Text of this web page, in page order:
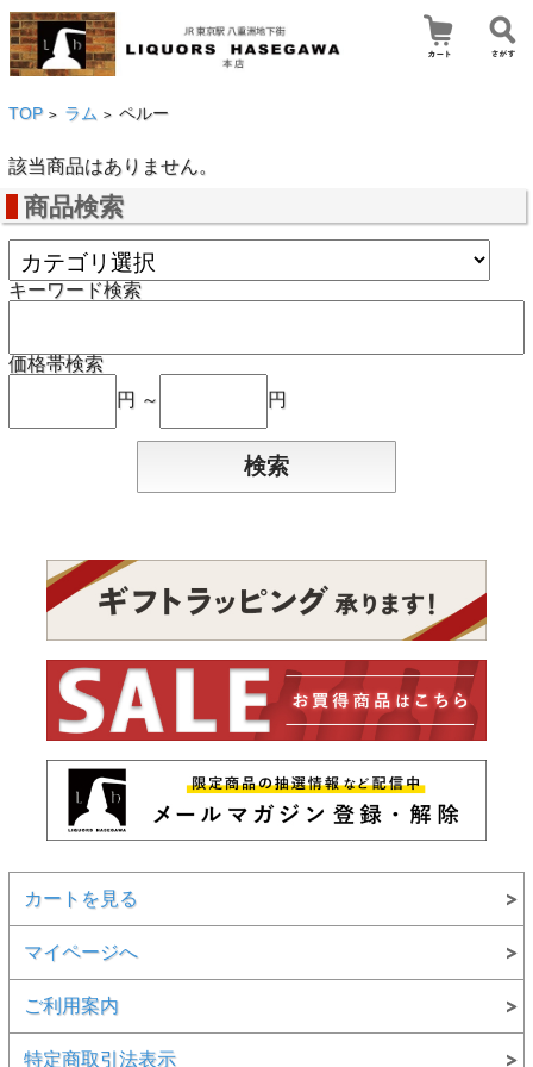
TOP > ラム > ペルー
該当商品はありません。
商品検索
キーワード検索
価格帯検索
円 ～
円
カートを見る
マイページへ
ご利用案内
特定商取引法表示